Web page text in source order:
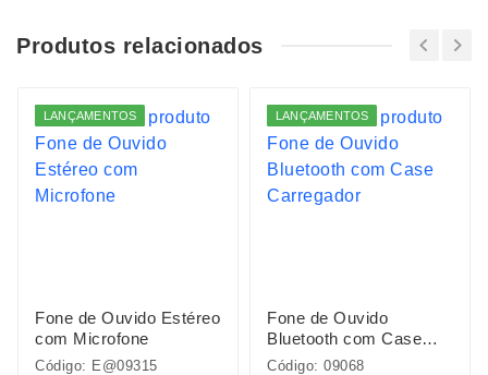
Produtos relacionados
LANÇAMENTOS
Fone de Ouvido Estéreo
com Microfone
Código: E@09315
LANÇAMENTOS
Fone de Ouvido
Bluetooth com Case
Carregador
Código: 09068